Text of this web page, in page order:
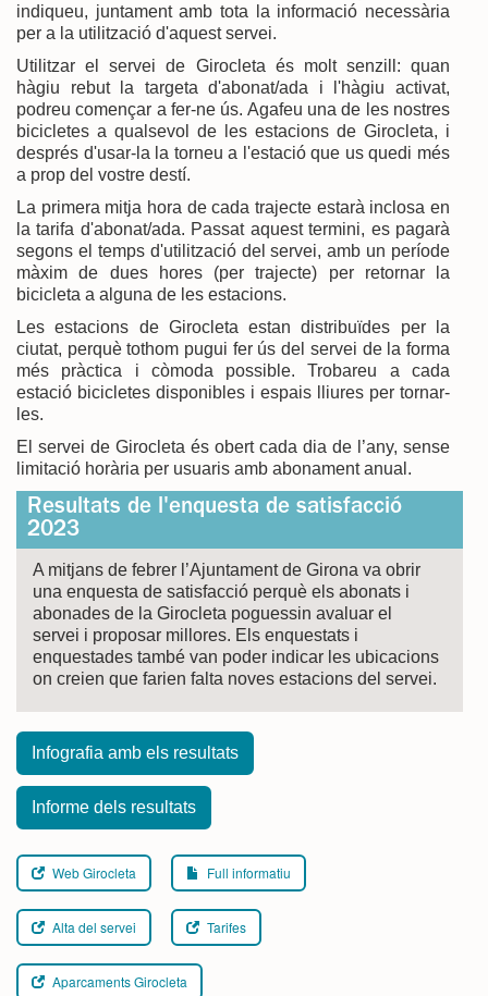
indiqueu, juntament amb tota la informació necessària
per a la utilització d'aquest servei.
Utilitzar el servei de Girocleta és molt senzill: quan
hàgiu rebut la targeta d'abonat/ada i l'hàgiu activat,
podreu començar a fer-ne ús. Agafeu una de les nostres
bicicletes a qualsevol de les estacions de Girocleta, i
després d'usar-la la torneu a l'estació que us quedi més
a prop del vostre destí.
La primera mitja hora de cada trajecte estarà inclosa en
la tarifa d'abonat/ada. Passat aquest termini, es pagarà
segons el temps d'utilització del servei, amb un període
màxim de dues hores (per trajecte) per retornar la
bicicleta a alguna de les estacions.
Les estacions de Girocleta estan distribuïdes per la
ciutat, perquè tothom pugui fer ús del servei de la forma
més pràctica i còmoda possible. Trobareu a cada
estació bicicletes disponibles i espais lliures per tornar-
les.
El servei de Girocleta és obert cada dia de l’any, sense
limitació horària per usuaris amb abonament anual.
Resultats de l'enquesta de satisfacció
2023
A mitjans de febrer l’Ajuntament de Girona va obrir
una enquesta de satisfacció perquè els abonats i
abonades de la Girocleta poguessin avaluar el
servei i proposar millores. Els enquestats i
enquestades també van poder indicar les ubicacions
on creien que farien falta noves estacions del servei.
Infografia amb els resultats
Informe dels resultats
Web Girocleta Full informatiu
Alta del servei Tarifes
Aparcaments Girocleta